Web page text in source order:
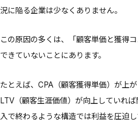
況に陥る企業は少なくありません。
この原因の多くは、「顧客単価と獲得
できていないことにあります。
たとえば、CPA（顧客獲得単価）が上
LTV（顧客生涯価値）が向上していれ
入で終わるような構造では利益を圧迫し